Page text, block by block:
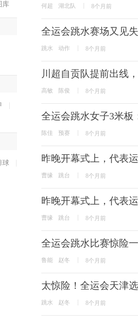
库
球
何超 湖北队 8个月前
全运会跳水赛场又见
跳水 动作 8个月前
川超自贡队提前出线
高敏 陈俊 8个月前
全运会跳水女子3米板
陈佳 预赛 8个月前
昨晚开幕式上，代表
曹缘 跳台 8个月前
昨晚开幕式上，代表
曹缘 跳台 8个月前
全运会跳水比赛惊险
鲁能 赵冬 8个月前
太惊险！全运会天津
跳水 赵冬 8个月前